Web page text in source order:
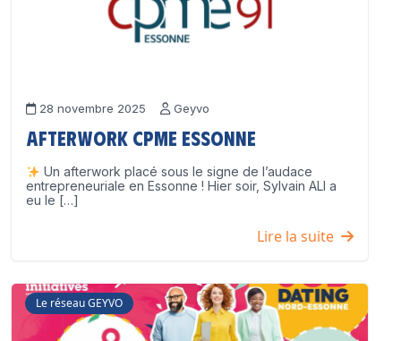
28 novembre 2025 Geyvo
Afterwork CPME Essonne
Un afterwork placé sous le signe de l’audace
entrepreneuriale en Essonne ! Hier soir, Sylvain ALI a
eu le […]
Lire la suite
Le réseau GEYVO